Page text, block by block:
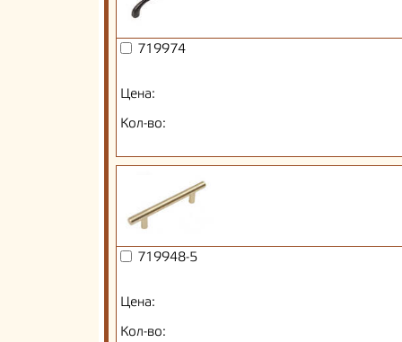
719974
Цена:
Кол-во:
719948-5
Цена:
Кол-во: